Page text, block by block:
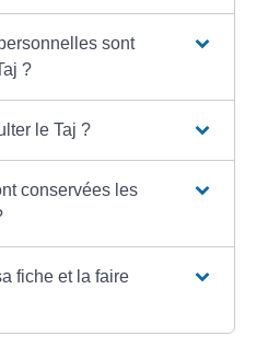
sont
?
le Taj ?
conservées les
fiche et la faire